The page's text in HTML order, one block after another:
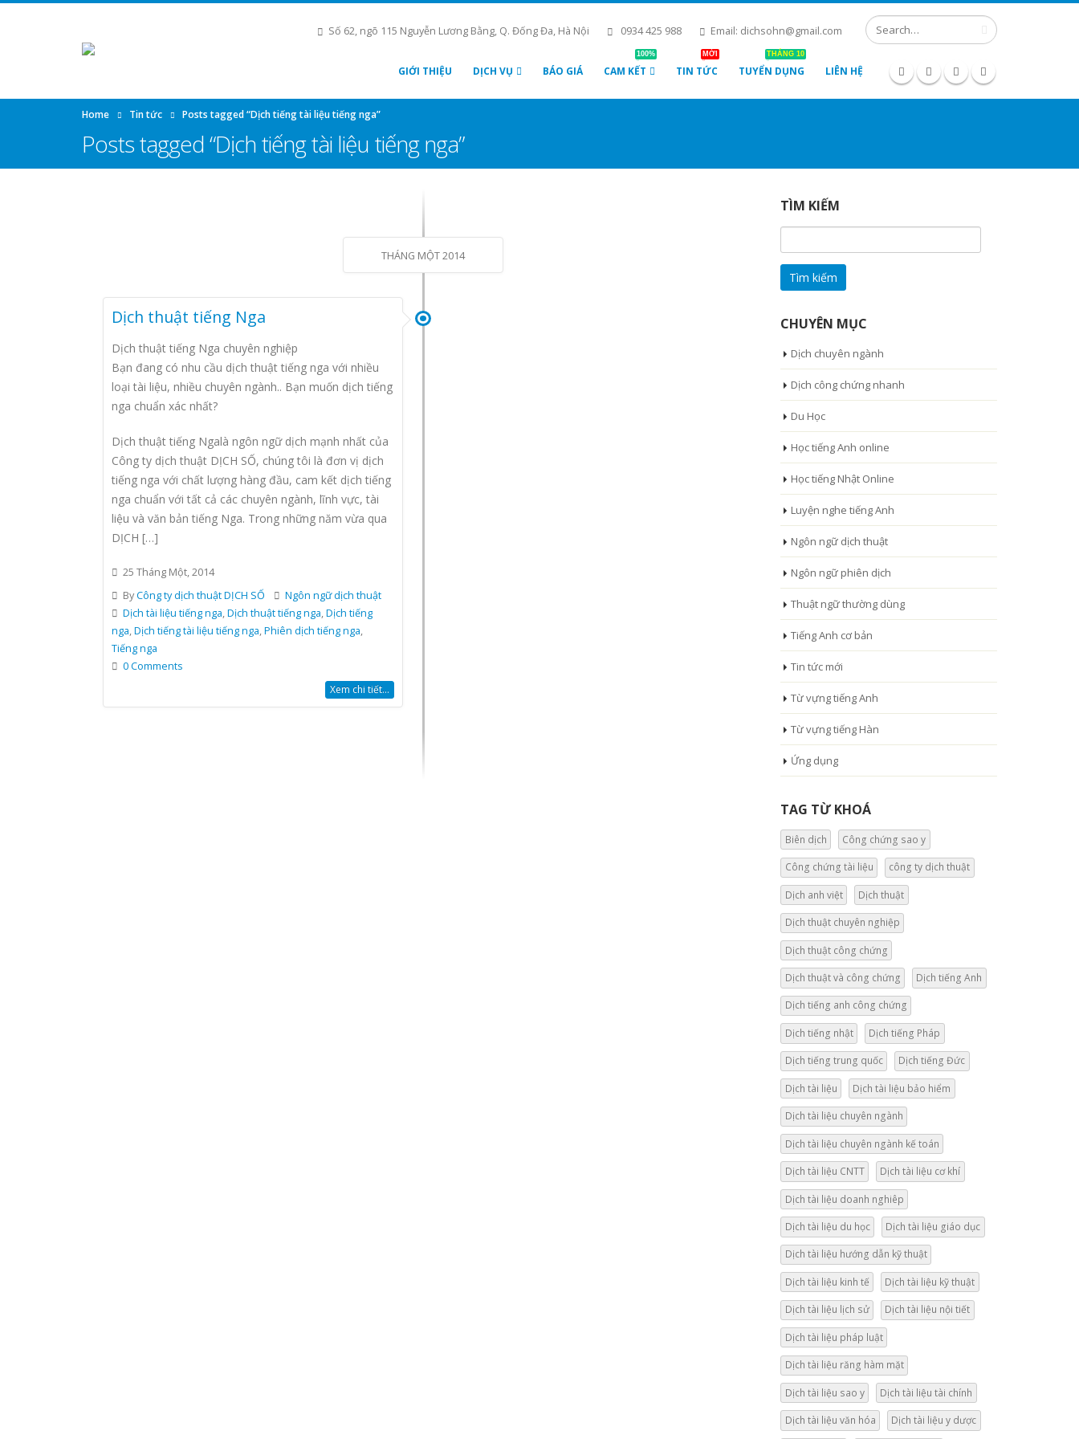
Số 62, ngõ 115 Nguyễn Lương Bằng, Q. Đống Đa, Hà Nội 0934 425 988 Email: dichsohn@gmail.com
GIỚI THIỆU DỊCH VỤ BÁO GIÁ CAM KẾT
100%
TIN TỨC
MỚI
TUYỂN DỤNG
THÁNG 10
LIÊN HỆ
Home Tin tức Posts tagged “Dịch tiếng tài liệu tiếng nga”
Posts tagged “Dịch tiếng tài liệu tiếng nga”
THÁNG MỘT 2014
Dịch thuật tiếng Nga
Dịch thuật tiếng Nga chuyên nghiệp
Bạn đang có nhu cầu dịch thuật tiếng nga với nhiều
loại tài liệu, nhiều chuyên ngành.. Bạn muốn dịch tiếng
nga chuẩn xác nhất?
Dịch thuật tiếng Ngalà ngôn ngữ dịch mạnh nhất của
Công ty dịch thuật DỊCH SỐ, chúng tôi là đơn vị dịch
tiếng nga với chất lượng hàng đầu, cam kết dịch tiếng
nga chuẩn với tất cả các chuyên ngành, lĩnh vực, tài
liệu và văn bản tiếng Nga. Trong những năm vừa qua
DỊCH […]
25 Tháng Một, 2014
ByCông ty dịch thuật DỊCH SỐ
Ngôn ngữ dịch thuật
Dịch tài liệu tiếng nga,Dịch thuật tiếng nga,Dịch tiếng
nga,Dịch tiếng tài liệu tiếng nga,Phiên dịch tiếng nga,
Tiếng nga
0 Comments
Xem chi tiết...
TÌM KIẾM
kiếm
cho:
CHUYÊN MỤC
Dịch chuyên ngành
Dịch công chứng nhanh
Du Học
Học tiếng Anh online
Học tiếng Nhật Online
Luyện nghe tiếng Anh
Ngôn ngữ dịch thuật
Ngôn ngữ phiên dịch
Thuật ngữ thường dùng
Tiếng Anh cơ bản
Tin tức mới
Từ vựng tiếng Anh
Từ vựng tiếng Hàn
Ứng dụng
TAG TỪ KHOÁ
Biên dịch Công chứng sao y
Công chứng tài liệu công ty dịch thuật
Dịch anh việt Dịch thuật
Dịch thuật chuyên nghiệp
Dịch thuật công chứng
Dịch thuật và công chứng Dịch tiếng Anh
Dịch tiếng anh công chứng
Dịch tiếng nhật Dịch tiếng Pháp
Dịch tiếng trung quốc Dịch tiếng Đức
Dịch tài liệu Dịch tài liệu bảo hiểm
Dịch tài liệu chuyên ngành
Dịch tài liệu chuyên ngành kế toán
Dịch tài liệu CNTT Dịch tài liệu cơ khí
Dịch tài liệu doanh nghiêp
Dịch tài liệu du học Dịch tài liệu giáo dục
Dịch tài liệu hướng dẫn kỹ thuật
Dịch tài liệu kinh tế Dịch tài liệu kỹ thuật
Dịch tài liệu lịch sử Dịch tài liệu nội tiết
Dịch tài liệu pháp luật
Dịch tài liệu răng hàm mặt
Dịch tài liệu sao y Dịch tài liệu tài chính
Dịch tài liệu văn hóa Dịch tài liệu y dược